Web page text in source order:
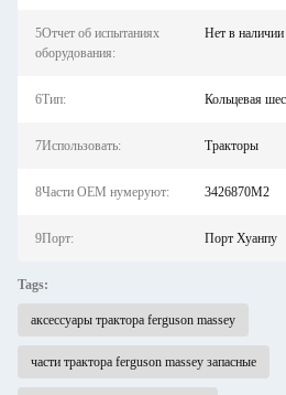
5Отчет об испытаниях
оборудования:
Нет в наличии
6Тип: Кольцевая
7Использовать: Тракторы
8Части OEM нумеруют: 3426870М2
9Порт: Порт Хуанпу
Tags:
аксессуары трактора ferguson massey
части трактора ferguson massey запасные